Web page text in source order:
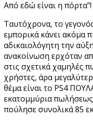
Από εδώ είναι η πόρτα”!
Ταυτόχρονα, το
εμπορικά κάνει ακόμα
αδικαιολόγητη την
ανακοίνωση ερχόταν
στις σχετικά χαμηλές
χρήστες, άρα
θέμα είναι το PS4
εκατομμύρια πωλήσεως
πούλησε συνολικά 85